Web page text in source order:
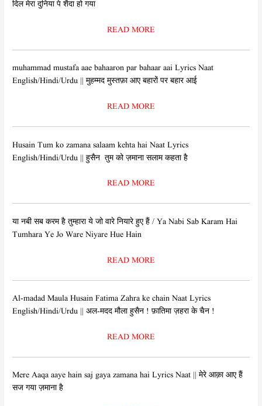
दिल मेरा दुनिया पे शैदा हो गया
READ MORE
muhammad mustafa aae bahaaron par bahaar aai Lyrics Naat
English/Hindi/Urdu || मुहम्मद मुस्तफ़ा आए बहारों पर बहार आई
READ MORE
Husain Tum ko zamana salaam kehta hai Naat Lyrics
English/Hindi/Urdu || हुसैन तुम को ज़माना सलाम कहता है
READ MORE
या नबी सब करम है तुम्हारा ये जो वारे नियारे हुए हैं / Ya Nabi Sab Karam Hai
Tumhara Ye Jo Ware Niyare Hue Hain
READ MORE
Al-madad Maula Husain Fatima Zahra ke chain Naat Lyrics
English/Hindi/Urdu || अल-मदद मौला हुसैन ! फ़ातिमा ज़हरा के चैन !
READ MORE
Mere Aaqa aaye hain saj gaya zamana hai Lyrics Naat || मेरे आक़ा आए हैं
सज गया ज़माना है